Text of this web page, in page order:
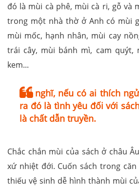
đó là mùi cà phê, mùi cà ri, gỗ và
trong một nhà thờ ở Anh có mùi
mùi mốc, hạnh nhân, mùi cay
trái cây, mùi bánh mì, cam quýt,
kem...
Tôi nghĩ, nếu có ai thích
ra đó là tình yêu đối với
là chất dẫn truyền.
Chắc chắn mùi của sách ở châu
xứ nhiệt đới. Cuốn sách trong
thiếu vệ sinh dễ hình thành mùi